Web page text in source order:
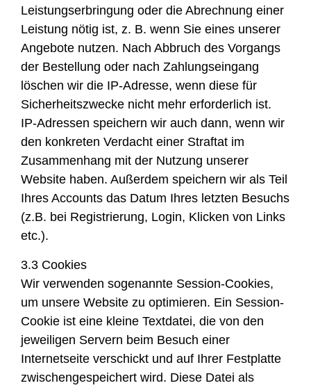
Leistungserbringung oder die Abrechnung einer
Leistung nötig ist, z. B. wenn Sie eines unserer
Angebote nutzen. Nach Abbruch des Vorgangs
der Bestellung oder nach Zahlungseingang
löschen wir die IP-Adresse, wenn diese für
Sicherheitszwecke nicht mehr erforderlich ist.
IP-Adressen speichern wir auch dann, wenn wir
den konkreten Verdacht einer Straftat im
Zusammenhang mit der Nutzung unserer
Website haben. Außerdem speichern wir als Teil
Ihres Accounts das Datum Ihres letzten Besuchs
(z.B. bei Registrierung, Login, Klicken von Links
etc.).
3.3 Cookies
Wir verwenden sogenannte Session-Cookies,
um unsere Website zu optimieren. Ein Session-
Cookie ist eine kleine Textdatei, die von den
jeweiligen Servern beim Besuch einer
Internetseite verschickt und auf Ihrer Festplatte
zwischengespeichert wird. Diese Datei als